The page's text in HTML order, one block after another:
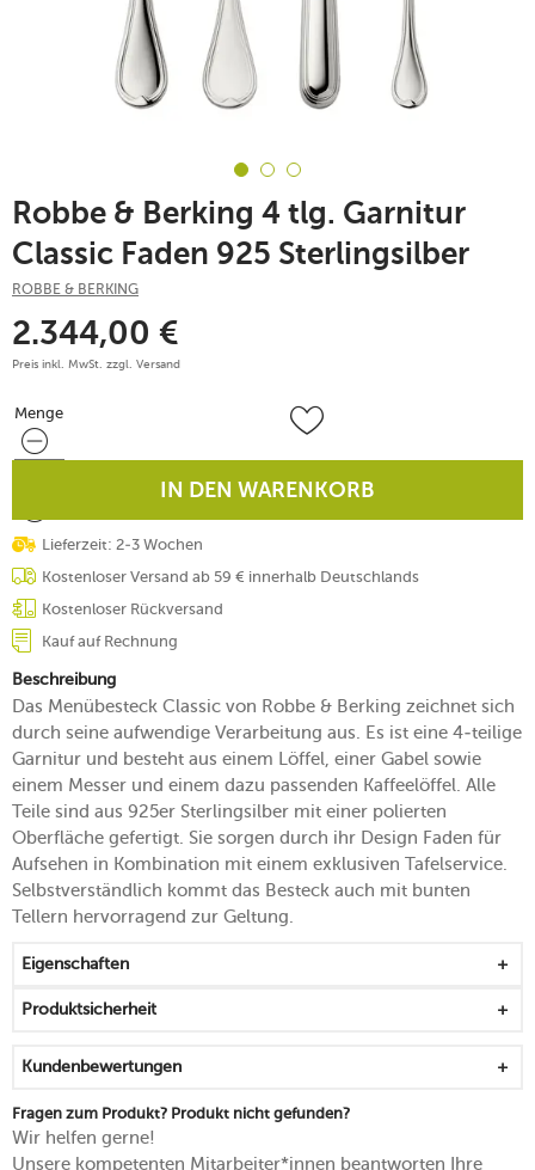
Robbe & Berking 4 tlg. Garnitur
Classic Faden 925 Sterlingsilber
ROBBE & BERKING
2.344,00 €
Preis inkl. MwSt. zzgl. Versand
Menge
Menge
IN DEN WARENKORB
Lieferzeit: 2-3 Wochen
Kostenloser Versand ab 59 € innerhalb Deutschlands
Kostenloser Rückversand
Kauf auf Rechnung
Beschreibung
Das Menübesteck Classic von Robbe & Berking zeichnet sich
durch seine aufwendige Verarbeitung aus. Es ist eine 4-teilige
Garnitur und besteht aus einem Löffel, einer Gabel sowie
einem Messer und einem dazu passenden Kaffeelöffel. Alle
Teile sind aus 925er Sterlingsilber mit einer polierten
Oberfläche gefertigt. Sie sorgen durch ihr Design Faden für
Aufsehen in Kombination mit einem exklusiven Tafelservice.
Selbstverständlich kommt das Besteck auch mit bunten
Tellern hervorragend zur Geltung.
Eigenschaften
Produktsicherheit
Kundenbewertungen
Fragen zum Produkt? Produkt nicht gefunden?
Wir helfen gerne!
Unsere kompetenten Mitarbeiter*innen beantworten Ihre